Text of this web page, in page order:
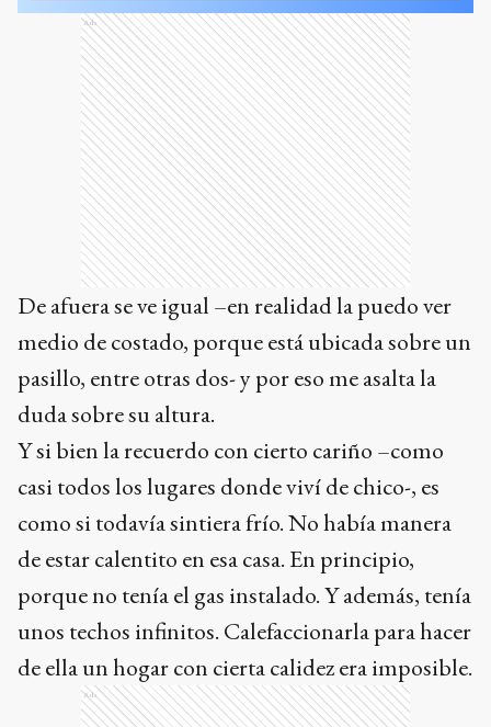
Ads
De afuera se ve igual –en realidad la puedo ver
medio de costado, porque está ubicada sobre un
pasillo, entre otras dos- y por eso me asalta la
duda sobre su altura.
Y si bien la recuerdo con cierto cariño –como
casi todos los lugares donde viví de chico-, es
como si todavía sintiera frío. No había manera
de estar calentito en esa casa. En principio,
porque no tenía el gas instalado. Y además, tenía
unos techos infinitos. Calefaccionarla para hacer
de ella un hogar con cierta calidez era imposible.
Ads